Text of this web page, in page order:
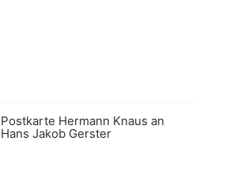
Postkarte Hermann Knaus an
Hans Jakob Gerster